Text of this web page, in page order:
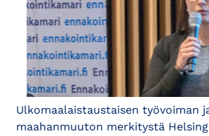
Ulkomaalaistaustaisen työvoiman
maahanmuuton merkitystä